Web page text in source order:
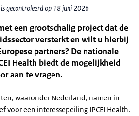
gecontroleerd op 18 juni 2026
een grootschalig project dat de
versterkt en wilt u hierbij
partners? De nationale
Health biedt de mogelijkheid
aan te vragen.
waaronder Nederland, namen in
voor een interessepeiling IPCEI Health.